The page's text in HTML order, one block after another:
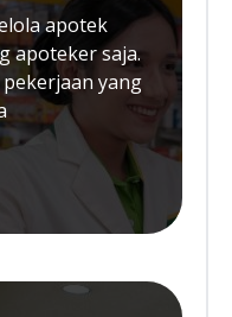
apotek
apoteker saja.
yang